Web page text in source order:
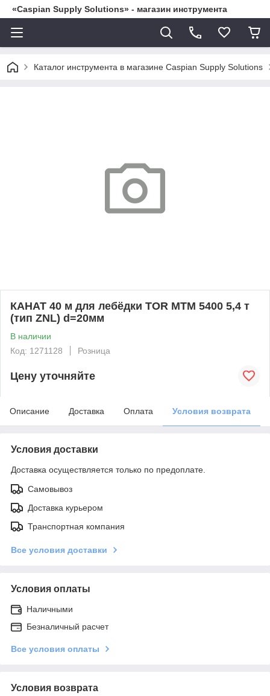
«Caspian Supply Solutions» - магазин инструмента
Каталог инструмента в магазине Caspian Supply Solutions
КАНАТ 40 м для лебёдки TOR МТМ 5400 5,4 т
(тип ZNL) d=20мм
В наличии
Код: 1271128
Розница
Цену уточняйте
Описание Доставка Оплата Условия возврата
Условия доставки
Доставка осуществляется только по предоплате.
Самовывоз
Доставка курьером
Транспортная компания
Все условия доставки
Условия оплаты
Наличными
Безналичный расчет
Все условия оплаты
Условия возврата